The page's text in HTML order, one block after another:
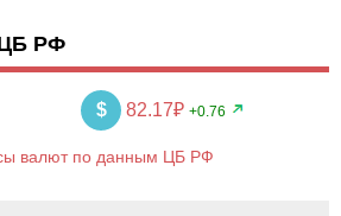
РФ
$ 82.17₽ +0.76
валют по данным ЦБ РФ